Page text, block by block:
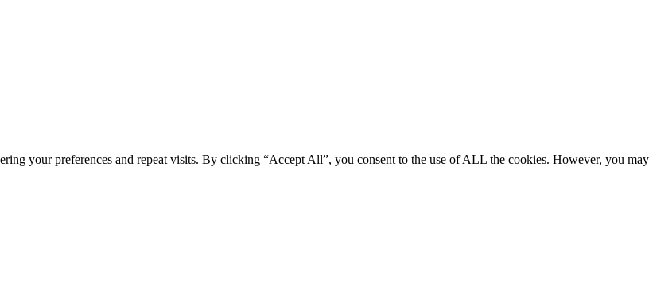
your preferences and repeat visits. By clicking “Accept All”, you consent to the use of ALL the cookies. However, you may